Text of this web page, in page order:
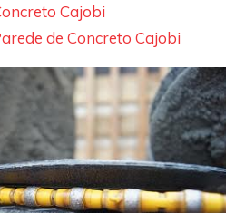
Cajobi
de Concreto Cajobi